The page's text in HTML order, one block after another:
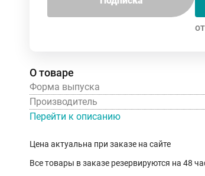
О товаре
Форма выпуска
Производитель
Перейти к описанию
Цена актуальна при заказе на сайте
Все товары в заказе резервируются на 48